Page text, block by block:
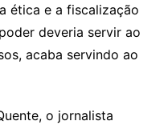
ética e a fiscalização
deveria servir ao
acaba servindo ao
o jornalista